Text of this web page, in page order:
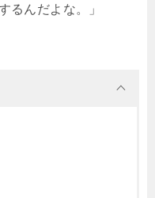
るんだよな。」